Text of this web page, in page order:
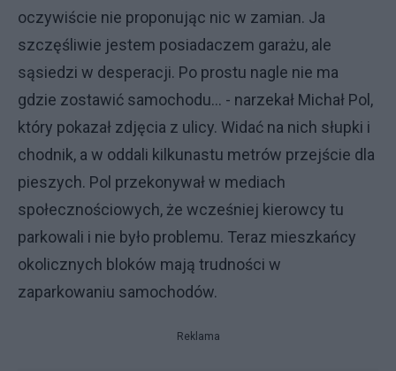
oczywiście nie proponując nic w zamian. Ja
szczęśliwie jestem posiadaczem garażu, ale
sąsiedzi w desperacji. Po prostu nagle nie ma
gdzie zostawić samochodu... - narzekał Michał Pol,
który pokazał zdjęcia z ulicy. Widać na nich słupki i
chodnik, a w oddali kilkunastu metrów przejście dla
pieszych. Pol przekonywał w mediach
społecznościowych, że wcześniej kierowcy tu
parkowali i nie było problemu. Teraz mieszkańcy
okolicznych bloków mają trudności w
zaparkowaniu samochodów.
Reklama